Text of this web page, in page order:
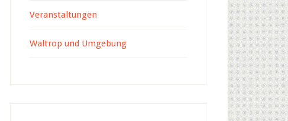
Veranstaltungen
Waltrop und Umgebung